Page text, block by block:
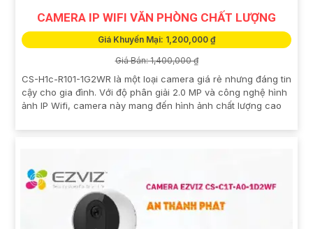
CAMERA IP WIFI VĂN PHÒNG CHẤT LƯỢNG
Giá Khuyến Mại: 1,200,000 ₫
Giá Bán: 1,400,000 ₫
CS-H1c-R101-1G2WR là một loại camera giá rẻ nhưng đáng tin
cậy cho gia đình. Với độ phân giải 2.0 MP và công nghệ hình
ảnh IP Wifi, camera này mang đến hình ảnh chất lượng cao